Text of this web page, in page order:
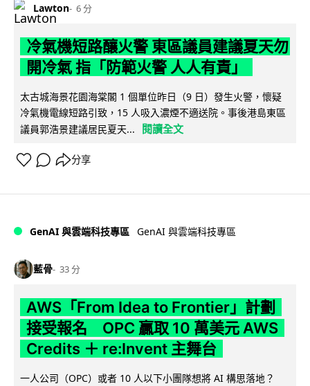
Lawton 6 分
冷氣機短路釀火警 東區議員建議夏天勿
開冷氣 指「防範火警 人人有責」
太古城海景花園海棠閣 1 個單位昨日（9 日）發生火警，懷疑
冷氣機電線短路引致，15 人吸入濃煙不適送院。事後港島東區
議員郭浩景建議居民夏天...
閱讀全文
分享
GenAI 與雲端科技專區 GenAI 與雲端科技專區
藍骨 33 分
AWS「From Idea to Frontier」計劃
接受報名 OPC 贏取 10 萬美元 AWS
Credits ＋ re:Invent 主舞台
一人公司（OPC）或者 10 人以下小團隊想將 AI 構思落地？